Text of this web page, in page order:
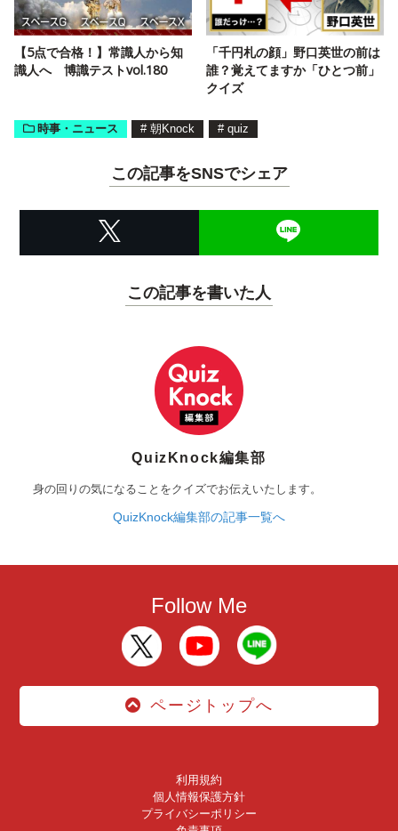
【5点で合格！】常識人から知
識人へ 博識テストvol.180
「千円札の顔」野口英世の前は
誰？覚えてますか「ひとつ前」
クイズ
時事・ニュース # 朝Knock # quiz
この記事をSNSでシェア
この記事を書いた人
QuizKnock編集部
身の回りの気になることをクイズでお伝えいたします。
QuizKnock編集部の記事一覧へ
Follow Me
ページトップへ
利用規約
個人情報保護方針
プライバシーポリシー